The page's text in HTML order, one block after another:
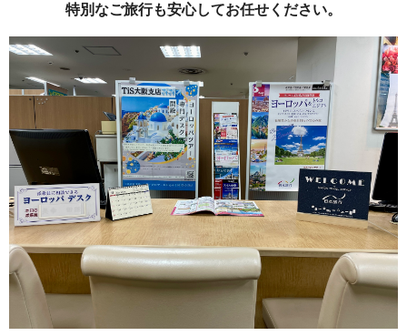
特別なご旅行も安心してお任せください。